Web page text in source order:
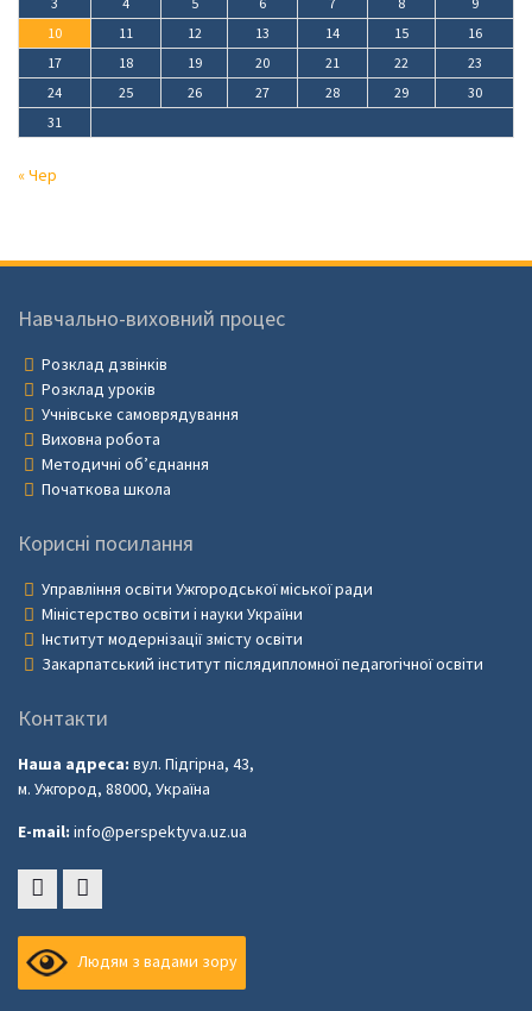
10
11 12 13 14 15
16
17
18 19 20 21 22
23
24
25 26 27 28 29
30
31
« Чер
Навчально-виховний процес
Розклад дзвінків
Розклад уроків
Учнівське самоврядування
Виховна робота
Методичні об’єднання
Початкова школа
Корисні посилання
Управління освіти Ужгородської міської ради
Міністерство освіти і науки України
Інститут модернізації змісту освіти
Закарпатський інститут післядипломної педагогічної освіти
Контакти
Наша адреса: вул. Підгірна, 43,
м. Ужгород, 88000, Україна
E-mail: info@perspektyva.uz.ua
Людям з вадами зору